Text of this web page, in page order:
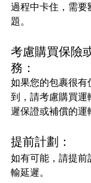
過程中卡住，需要
題。
考慮購買保險
務：
如果您的包裹很有
到，請考慮購買運
遲保證或補償的運
提前計劃：
如有可能，請提前
輸延遲。